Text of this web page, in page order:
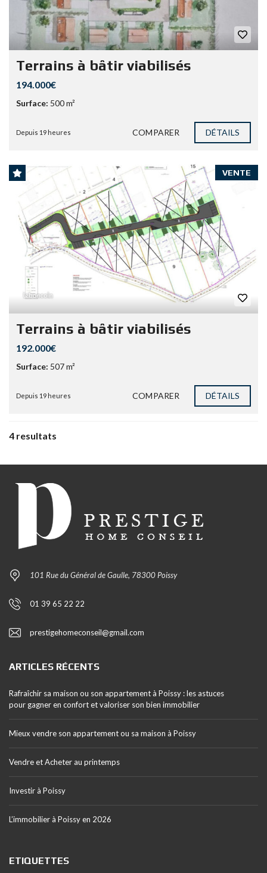
Terrains à bâtir viabilisés
194.000€
Surface: 500 m²
Depuis 19 heures COMPARER DÉTAILS
VENTE
Terrains à bâtir viabilisés
192.000€
Surface: 507 m²
Depuis 19 heures COMPARER DÉTAILS
4 resultats
101 Rue du Général de Gaulle, 78300 Poissy
01 39 65 22 22
prestigehomeconseil@gmail.com
ARTICLES RÉCENTS
Rafraîchir sa maison ou son appartement à Poissy : les astuces
pour gagner en confort et valoriser son bien immobilier
Mieux vendre son appartement ou sa maison à Poissy
Vendre et Acheter au printemps
Investir à Poissy
L’immobilier à Poissy en 2026
ETIQUETTES